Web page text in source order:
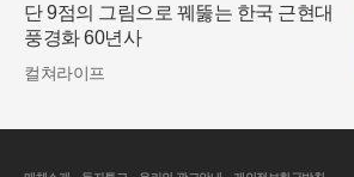
단 9점의 그림으로 꿰뚫는 한국 근현대
풍경화 60년사
컬쳐라이프